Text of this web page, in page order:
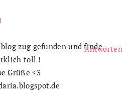
zug gefunden und finde
toll !
Grüße <3
Antworten